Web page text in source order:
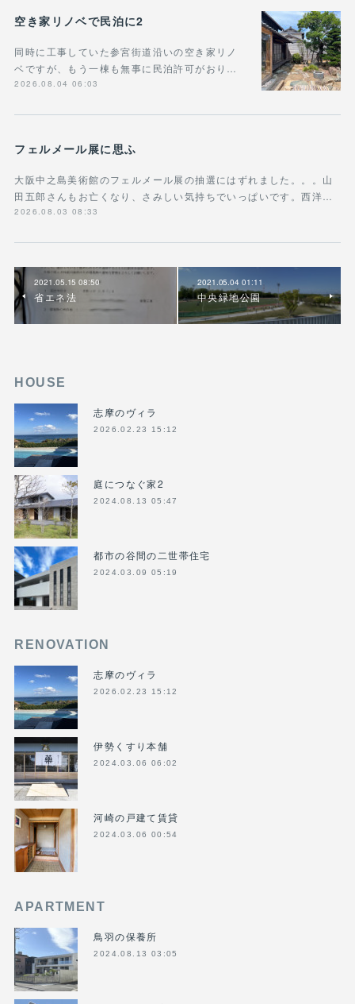
空き家リノベで民泊に2
同時に工事していた参宮街道沿いの空き家リノ
ベですが、もう一棟も無事に民泊許可がおり…
2026.08.04 06:03
フェルメール展に思ふ
大阪中之島美術館のフェルメール展の抽選にはずれました。。。山
田五郎さんもお亡くなり、さみしい気持ちでいっぱいです。西洋…
2026.08.03 08:33
2021.05.15 08:50
省エネ法
2021.05.04 01:11
中央緑地公園
HOUSE
志摩のヴィラ
2026.02.23 15:12
庭につなぐ家2
2024.08.13 05:47
都市の谷間の二世帯住宅
2024.03.09 05:19
RENOVATION
志摩のヴィラ
2026.02.23 15:12
伊勢くすり本舗
2024.03.06 06:02
河崎の戸建て賃貸
2024.03.06 00:54
APARTMENT
鳥羽の保養所
2024.08.13 03:05